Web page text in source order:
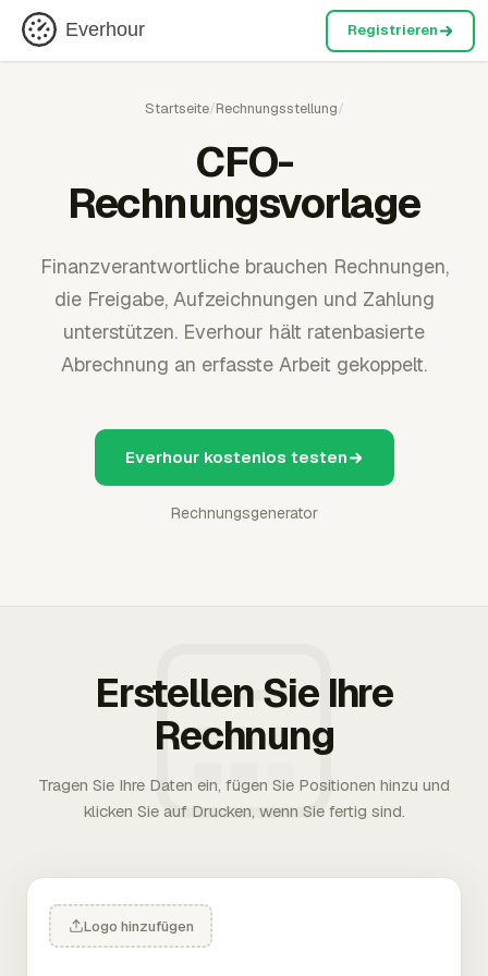
Everhour Registrieren
Startseite/Rechnungsstellung/
CFO-
Rechnungsvorlage
Finanzverantwortliche brauchen Rechnungen,
die Freigabe, Aufzeichnungen und Zahlung
unterstützen. Everhour hält ratenbasierte
Abrechnung an erfasste Arbeit gekoppelt.
Everhour kostenlos testen
Rechnungsgenerator
Erstellen Sie Ihre
Rechnung
Tragen Sie Ihre Daten ein, fügen Sie Positionen hinzu und
klicken Sie auf Drucken, wenn Sie fertig sind.
Logo hinzufügen